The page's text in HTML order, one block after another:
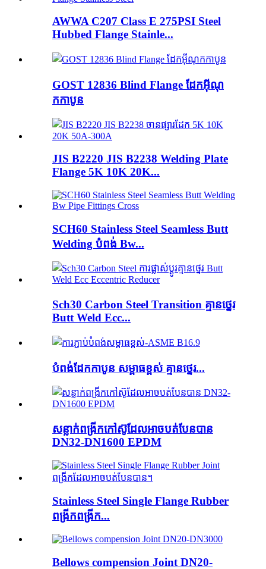
AWWA C207 Class E 275PSI Steel
Hubbed Flange Stainle...
GOST 12836 Blind Flange ដែកអ៊ីណុ
កកាបូន
JIS B2220 JIS B2238 Welding Plate
Flange 5K 10K 20K...
SCH60 Stainless Steel Seamless Butt
Welding បំពង់ Bw...
Sch30 Carbon Steel Transition គ្មានថ្នេរ
Butt Weld Ecc...
បំពង់ដែកកាបូន សម្ពាធខ្ពស់ គ្មានថ្នេរ...
សន្លាក់ពង្រីកកៅស៊ូដែលអាចបត់បែនបាន
DN32-DN1600 EPDM
Stainless Steel Single Flange Rubber
ពង្រីកពង្រីក...
Bellows compension Joint DN20-